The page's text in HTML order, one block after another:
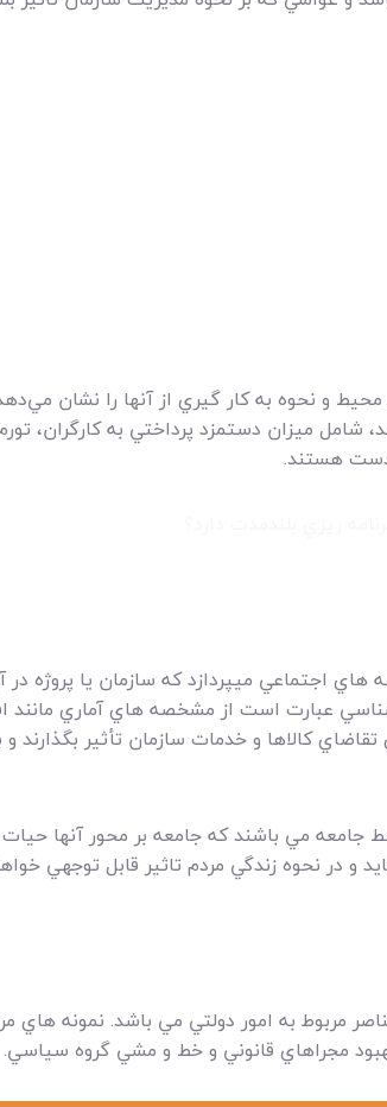
و نحوه به کار گيري از آنها را نشان
ميزان دستمزد پرداختي به کارگران،
دست هستند.
اجتماعي ميپردازد که سازمان يا پروژه
عبارت است از مشخصه هاي آماري مانند
تقاضاي کالاها و خدمات سازمان تأثير
مي باشند که جامعه بر محور آنها
و در نحوه زندگي مردم تاثير قابل توجهي
مربوط به امور دولتي مي باشد. نمونه هاي
مجراهاي قانوني و خط و مشي گروه سياسي.